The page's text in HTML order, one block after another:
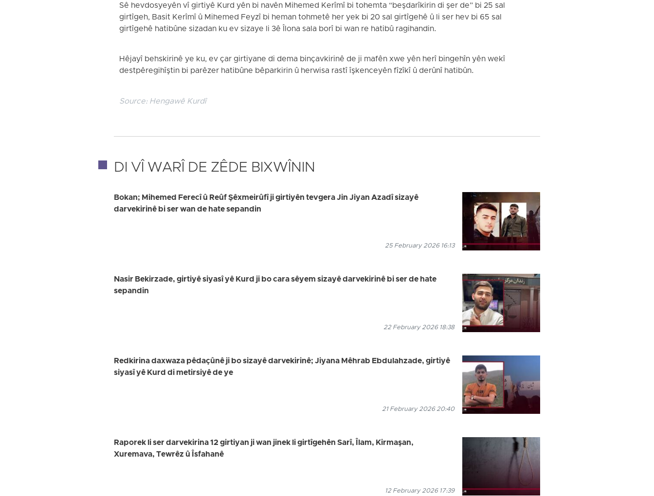
Sê hevdosyeyên vî girtiyê Kurd yên bi navên Mihemed Kerîmî bi tohemta “beşdarîkirin di şer de” bi 25 sal
girtîgeh, Basit Kerîmî û Mihemed Feyzî bi heman tohmetê her yek bi 20 sal girtîgehê û li ser hev bi 65 sal
girtîgehê hatibûne sizadan ku ev sizaye li 3ê Îlona sala borî bi wan re hatibû ragihandin.
Hêjayî behskirinê ye ku, ev çar girtiyane di dema binçavkirinê de ji mafên xwe yên herî bingehîn yên wekî
destpêregihîştin bi parêzer hatibûne bêparkirin û herwisa rastî îşkenceyên fîzîkî û derûnî hatibûn.
Source: Hengawê Kurdî
DI VÎ WARÎ DE ZÊDE BIXWÎNIN
Bokan; Mihemed Ferecî û Reûf Şêxmeirûfî ji girtiyên tevgera Jin Jiyan Azadî sizayê
darvekirinê bi ser wan de hate sepandin
25 February 2026 16:13
Nasir Bekirzade, girtiyê siyasî yê Kurd ji bo cara sêyem sizayê darvekirinê bi ser de hate
sepandin
22 February 2026 18:38
Redkirina daxwaza pêdaçûnê ji bo sizayê darvekirinê; Jiyana Mêhrab Ebdulahzade, girtiyê
siyasî yê Kurd di metirsiyê de ye
21 February 2026 20:40
Raporek li ser darvekirina 12 girtiyan ji wan jinek li girtîgehên Sarî, Îlam, Kirmaşan,
Xuremava, Tewrêz û Îsfahanê
12 February 2026 17:39